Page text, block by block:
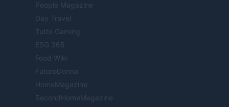
People Magazine
Day Travel
Tutto Gaming
ESG 365
Food Wiki
FuturoDonna
HomeMagazine
SecondHomeMagazine